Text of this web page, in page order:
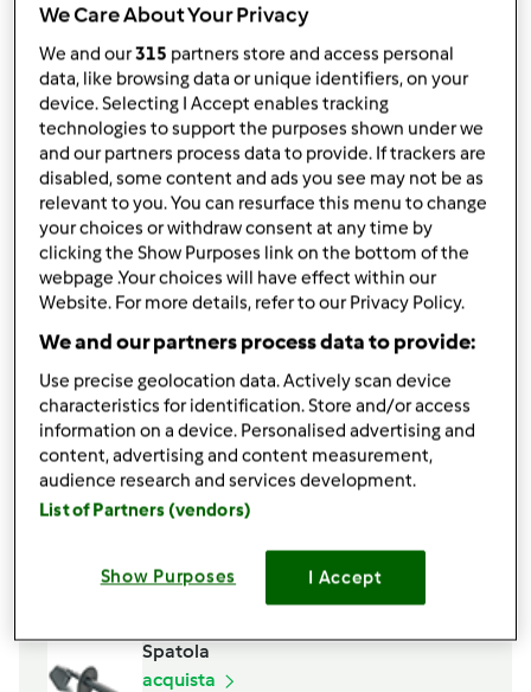
Ingredienti
x carne:
600 gr girello di vitello
1cucchiainodado vegetale Bimby
mezza cipolla,1 carota,1 gambo sedano
900 gr acqua
x salsa tonnata:
3 scatolette da 80 gr di tonno in olio
5 filetti d&#039;acciughe sott&#039;olio
10capperi,dissalati
20 gr succo di limone (mezzo limone)
1 uovo intero e 1 tuorlo
300 gr olio di semi di girasole
Aggiungi alla lista della spesa
Accessori che ti serviranno
Spatola
acquista
We Care About Your Privacy
We and our315 partners store and access personal
data, like browsing data or unique identifiers, on your
device. Selecting I Accept enables tracking
technologies to support the purposes shown under we
and our partners process data to provide. If trackers are
disabled, some content and ads you see may not be as
relevant to you. You can resurface this menu to change
your choices or withdraw consent at any time by
clicking the Show Purposes link on the bottom of the
webpage .Your choices will have effect within our
Website. For more details, refer to our Privacy Policy.
We and our partners process data to provide:
Use precise geolocation data. Actively scan device
characteristics for identification. Store and/or access
information on a device. Personalised advertising and
content, advertising and content measurement,
audience research and services development.
List of Partners (vendors)
Show Purposes I Accept